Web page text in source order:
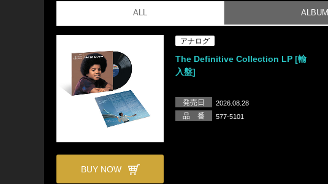
ALL ALBUM
BUY NOW
アナログ
The Definitive Collection LP [輸
入盤]
発売日 2026.08.28
品 番 577-5101